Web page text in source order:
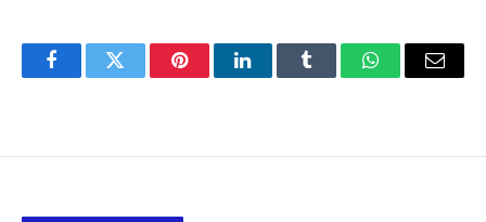
FacebookTwitter PinterestLinkedInTumblr WhatsAppEmail